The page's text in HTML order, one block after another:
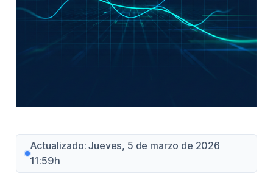
Actualizado: Jueves, 5 de marzo de 2026
11:59h